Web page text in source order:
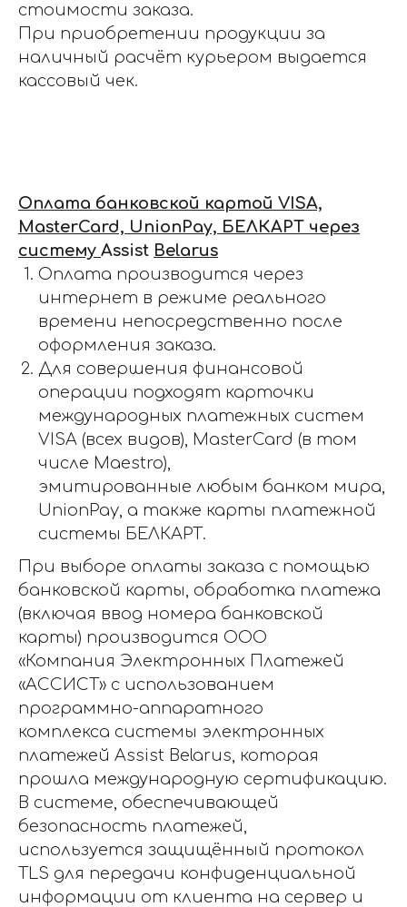
стоимости заказа.
При приобретении продукции за
наличный расчёт курьером выдается
кассовый чек.
Оплата банковской картой VISA,
MasterCard, UnionPay, БЕЛКАРТ через
систему Assist Belarus
Оплата производится через
интернет в режиме реального
времени непосредственно после
оформления заказа.
Для совершения финансовой
операции подходят карточки
международных платежных систем
VISA (всех видов), MasterCard (в том
числе Maestro),
эмитированные любым банком мира,
UnionPay, а также карты платежной
системы БЕЛКАРТ.
При выборе оплаты заказа с помощью
банковской карты, обработка платежа
(включая ввод номера банковской
карты) производится ООО
«Компания Электронных Платежей
«АССИСТ» с использованием
программно-аппаратного
комплекса системы электронных
платежей Assist Belarus, которая
прошла международную сертификацию.
В системе, обеспечивающей
безопасность платежей,
используется защищённый протокол
TLS для передачи конфиденциальной
информации от клиента на сервер и